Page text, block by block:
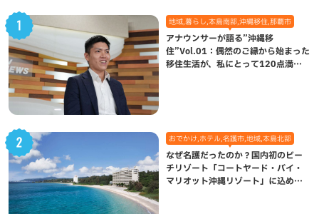
地域,暮らし,本島南部,沖縄移住,那覇市
アナウンサーが語る”沖縄移
住”Vol.01：偶然のご縁から始まった
移住生活が、私にとって120点満点
おでかけ,ホテル,名護市,地域,本島北部
なぜ名護だったのか？国内初のビー
チリゾート「コートヤード・バイ・
マリオット沖縄リゾート」に込めら